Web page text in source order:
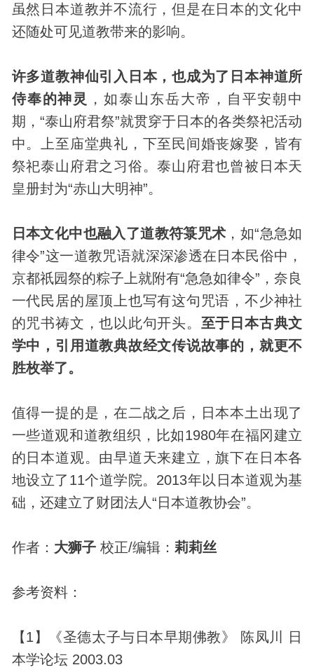
虽然日本道教并不流行，但是在日本的文化中
还随处可见道教带来的影响。
许多道教神仙引入日本，也成为了日本神道所
侍奉的神灵 ，如泰山东岳大帝，自平安朝中
期，“泰山府君祭”就贯穿于日本的各类祭祀活动
中。上至庙堂典礼，下至民间婚丧嫁娶，皆有
祭祀泰山府君之习俗。泰山府君也曾被日本天
皇册封为“赤山大明神”。
日本文化中也融入了道教符箓咒术 ，如“急急如
律令”这一道教咒语就深深渗透在日本民俗中，
京都祇园祭的粽子上就附有“急急如律令”，奈良
一代民居的屋顶上也写有这句咒语，不少神社
的咒书祷文，也以此句开头。 至于日本古典文
学中，引用道教典故经文传说故事的，就更不
胜枚举了。
值得一提的是，在二战之后，日本本土出现了
一些道观和道教组织，比如1980年在福冈建立
的日本道观。由早道天来建立，旗下在日本各
地设立了11个道学院。2013年以日本道观为基
础，还建立了财团法人“日本道教协会”。
作者： 大狮子校正/编辑： 莉莉丝
参考资料：
【1】《圣德太子与日本早期佛教》 陈凤川 日
本学论坛 2003.03